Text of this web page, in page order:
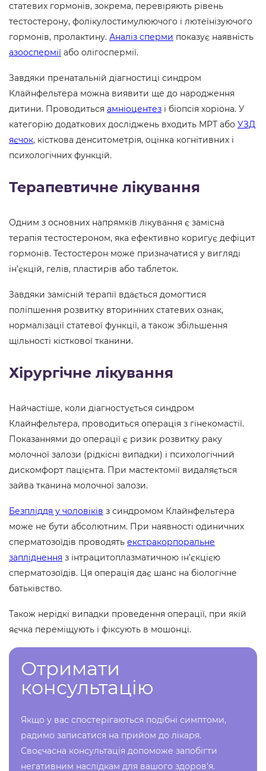
статевих гормонів, зокрема, перевіряють рівень
тестостерону, фолікулостимулюючого і лютеїнізуючого
гормонів, пролактину. Аналіз сперми показує наявність
азооспермії або олігоспермії.
Завдяки пренатальній діагностиці синдром
Клайнфельтера можна виявити ще до народження
дитини. Проводиться амніоцентез і біопсія хоріона. У
категорію додаткових досліджень входить МРТ або УЗД
яєчок, кісткова денситометрія, оцінка когнітивних і
психологічних функцій.
Терапевтичне лікування
Одним з основних напрямків лікування є замісна
терапія тестостероном, яка ефективно коригує дефіцит
гормонів. Тестостерон може призначатися у вигляді
ін’єкцій, гелів, пластирів або таблеток.
Завдяки замісній терапії вдається домогтися
поліпшення розвитку вторинних статевих ознак,
нормалізації статевої функції, а також збільшення
щільності кісткової тканини.
Хірургічне лікування
Найчастіше, коли діагностується синдром
Клайнфельтера, проводиться операція з гінекомастії.
Показаннями до операції є ризик розвитку раку
молочної залози (рідкісні випадки) і психологічний
дискомфорт пацієнта. При мастектомії видаляється
зайва тканина молочної залози.
Безпліддя у чоловіків з синдромом Клайнфельтера
може не бути абсолютним. При наявності одиничних
сперматозоїдів проводять екстракорпоральне
запліднення з інтрацитоплазматичною ін’єкцією
сперматозоїдів. Ця операція дає шанс на біологічне
батьківство.
Також нерідкі випадки проведення операції, при якій
яєчка переміщують і фіксують в мошонці.
Отримати
консультацію
Якщо у вас спостерігаються подібні симптоми,
радимо записатися на прийом до лікаря.
Своєчасна консультація допоможе запобігти
негативним наслідкам для вашого здоров'я.